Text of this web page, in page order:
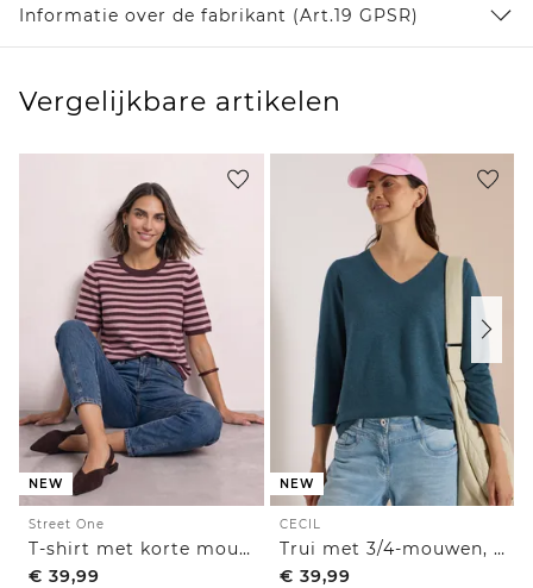
Informatie over de fabrikant (Art.19 GPSR)
Vergelijkbare artikelen
NEW
Street One
T-shirt met korte mouwen, ronde hals en strepen
€ 39,99
NEW
CECIL
Trui met 3/4-mouwen, V-hals en gestructureerd voorpand
€ 39,99